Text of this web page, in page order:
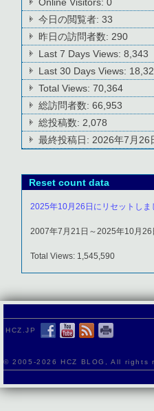
Online Visitors:0
今日の閲覧者:33
昨日の訪問者数:290
Last 7 Days Views:8,343
Last 30 Days Views:
Total Views:70,364
総訪問者数:66,953
総投稿数:2,078
最終投稿日:2026年7月26
Reset count data
2025年10月26日にリセットしま
2007年7月21日～2025年10月26
Total Views: 1,545,590
HCZ.JP
© 2005-2026 HCZ BLOG, All rights